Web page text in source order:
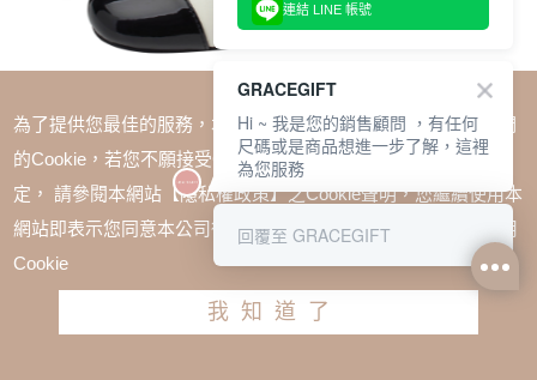
經典法式雙色小香風低跟瑪莉珍鞋 白身黑頭
為了提供您最佳的服務，本網站會在您的電腦中放置並取用我們
的Cookie，若您不願接受Cookie時應如何變更電腦的Cookie設
定， 請參閱本網站【隱私權政策】之Cookie聲明，您繼續使用本
網站即表示您同意本公司得按本網站使用條款之Cookie聲明使用
Cookie
我知道了
連結 LINE 帳號
GRACEGIFT
Hi ~ 我是您的銷售顧問 ，有任何
尺碼或是商品想進一步了解，這裡
為您服務
回覆至 GRACEGIFT